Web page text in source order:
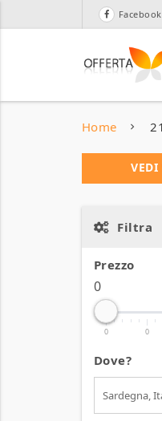
Facebook
Home
VEDI
Filtra
Prezzo
0
0 0
Dove?